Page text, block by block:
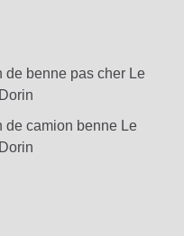
de benne pas cher Le
de camion benne Le